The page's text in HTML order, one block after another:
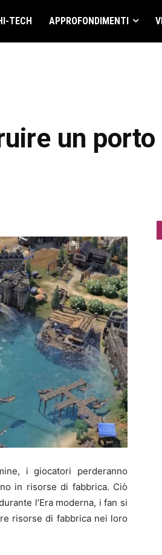
TECH APPROFONDIMENTI
un porto
i giocatori perderanno
in risorse di fabbrica. Ciò
l’Era moderna, i fan si
risorse di fabbrica nei loro